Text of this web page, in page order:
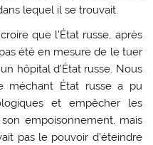
lequel il se trouvait.
que l’État russe, après
été en mesure de le tuer
hôpital d’État russe. Nous
méchant État russe a pu
et empêcher les
empoisonnement, mais
pas le pouvoir d’éteindre